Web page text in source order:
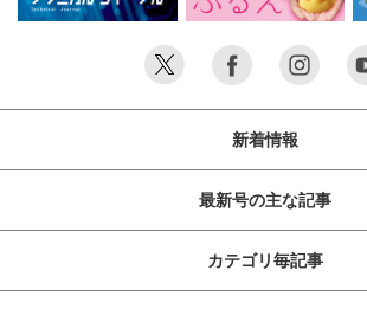
新着情報
最新号の主な記事
カテゴリ毎記事